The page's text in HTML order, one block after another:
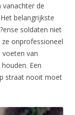
vanachter de
belangrijkste
soldaten niet
onprofessioneel
voeten van
Een
straat nooit moet